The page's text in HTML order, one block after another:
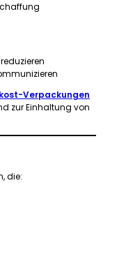
Verpackungen
zur Einhaltung von
die: